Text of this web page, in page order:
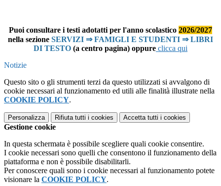
Puoi consultare i testi adotatti per l'anno scolastico 2026/2027
nella sezione SERVIZI ⇒ FAMIGLI E STUDENTI ⇒ LIBRI
DI TESTO (a centro pagina) oppure clicca qui
Notizie
Questo sito o gli strumenti terzi da questo utilizzati si avvalgono di
cookie necessari al funzionamento ed utili alle finalità illustrate nella
COOKIE POLICY.
Personalizza Rifiuta tutti i cookies Accetta tutti i cookies
Gestione cookie
In questa schermata è possibile scegliere quali cookie consentire.
I cookie necessari sono quelli che consentono il funzionamento della
piattaforma e non è possibile disabilitarli.
Per conoscere quali sono i cookie necessari al funzionamento potete
visionare la COOKIE POLICY.